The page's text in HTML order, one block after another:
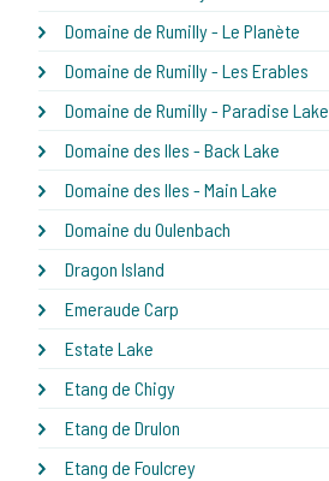
Domaine de Rumilly - Le Planète
Domaine de Rumilly - Les Erables
Domaine de Rumilly - Paradise Lake
Domaine des Iles - Back Lake
Domaine des Iles - Main Lake
Domaine du Oulenbach
Dragon Island
Emeraude Carp
Estate Lake
Etang de Chigy
Etang de Drulon
Etang de Foulcrey